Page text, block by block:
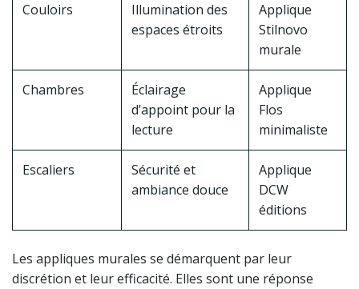
Couloirs
Illumination des
espaces étroits
Applique
Stilnovo
murale
Chambres
Éclairage
d’appoint pour la
lecture
Applique
Flos
minimaliste
Escaliers
Sécurité et
ambiance douce
Applique
DCW
éditions
Les appliques murales se démarquent par leur
discrétion et leur efficacité. Elles sont une réponse